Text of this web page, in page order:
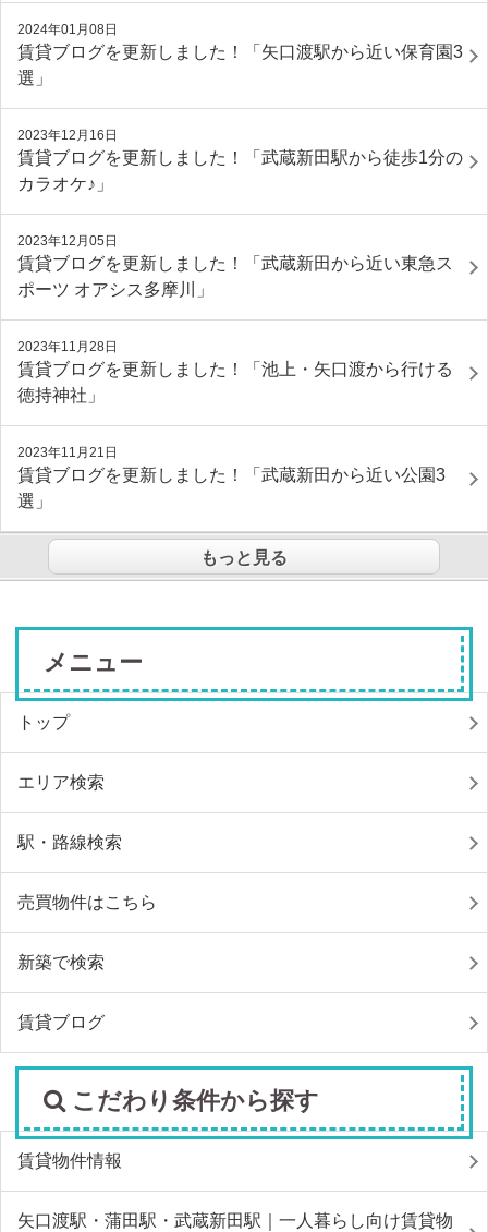
2024年01月08日
賃貸ブログを更新しました！「矢口渡駅から近い保育園3
選」
2023年12月16日
賃貸ブログを更新しました！「武蔵新田駅から徒歩1分の
カラオケ♪」
2023年12月05日
賃貸ブログを更新しました！「武蔵新田から近い東急ス
ポーツ オアシス多摩川」
2023年11月28日
賃貸ブログを更新しました！「池上・矢口渡から行ける
徳持神社」
2023年11月21日
賃貸ブログを更新しました！「武蔵新田から近い公園3
選」
もっと見る
メニュー
トップ
エリア検索
駅・路線検索
売買物件はこちら
新築で検索
賃貸ブログ
こだわり条件から探す
賃貸物件情報
矢口渡駅・蒲田駅・武蔵新田駅｜一人暮らし向け賃貸物